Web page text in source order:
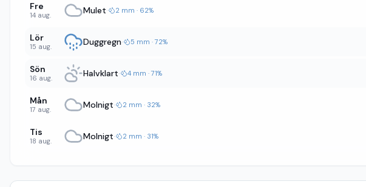
Fre
14 aug. Mulet· 2 mm · 62%
Lör
15 aug. Duggregn· 5 mm · 72%
Sön
16 aug. Halvklart· 4 mm · 71%
Mån
17 aug. Molnigt· 2 mm · 32%
Tis
18 aug. Molnigt· 2 mm · 31%